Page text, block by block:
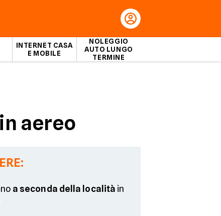
INTERNET CASA
E MOBILE
NOLEGGIO
AUTO LUNGO
TERMINE
aereo
a seconda della località in